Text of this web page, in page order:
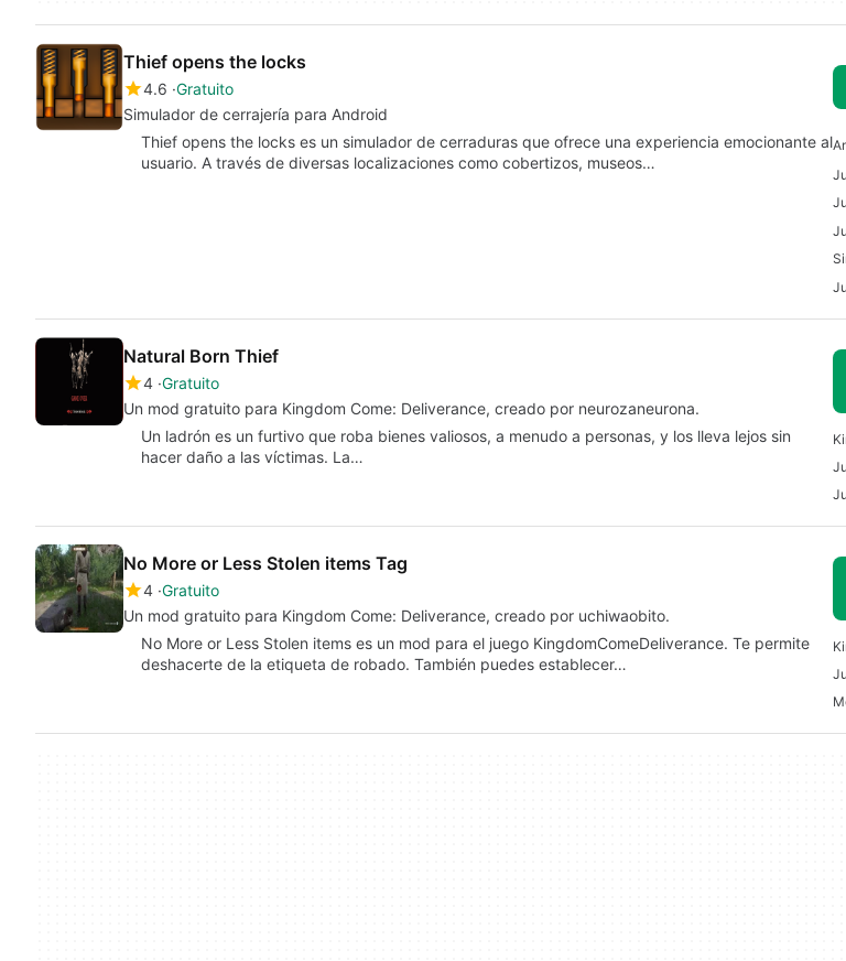
Thief opens the locks
4.6 Gratuito
Simulador de cerrajería para Android
Thief opens the locks es un simulador de cerraduras que ofrece una experiencia emocionante al
usuario. A través de diversas localizaciones como cobertizos, museos…
Natural Born Thief
4 Gratuito
Un mod gratuito para Kingdom Come: Deliverance, creado por neurozaneurona.
Un ladrón es un furtivo que roba bienes valiosos, a menudo a personas, y los lleva lejos sin
hacer daño a las víctimas. La…
No More or Less Stolen items Tag
4 Gratuito
Un mod gratuito para Kingdom Come: Deliverance, creado por uchiwaobito.
No More or Less Stolen items es un mod para el juego KingdomComeDeliverance. Te permite
deshacerte de la etiqueta de robado. También puedes establecer…